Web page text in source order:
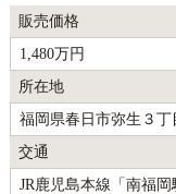
販売価格
1,480万円
所在地
福岡県春日市弥生３丁
交通
JR鹿児島本線「南福